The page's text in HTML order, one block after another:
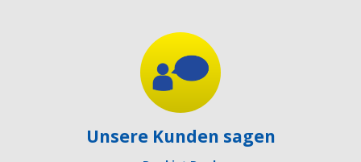
Unsere Kunden sagen